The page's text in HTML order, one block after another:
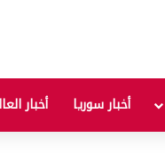
أخبار سوريا أخبار